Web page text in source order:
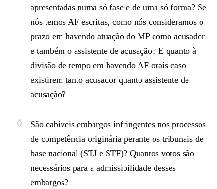
apresentadas numa só fase e de uma só forma? Se
nós temos AF escritas, como nós consideramos o
prazo em havendo atuação do MP como acusador
e também o assistente de acusação? E quanto à
divisão de tempo em havendo AF orais caso
existirem tanto acusador quanto assistente de
acusação?
São cabíveis embargos infringentes nos processos
de competência originária perante os tribunais de
base nacional (STJ e STF)? Quantos votos são
necessários para a admissibilidade desses
embargos?